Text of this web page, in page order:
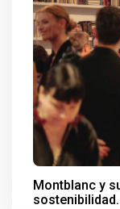
Montblanc y
sostenibilidad.